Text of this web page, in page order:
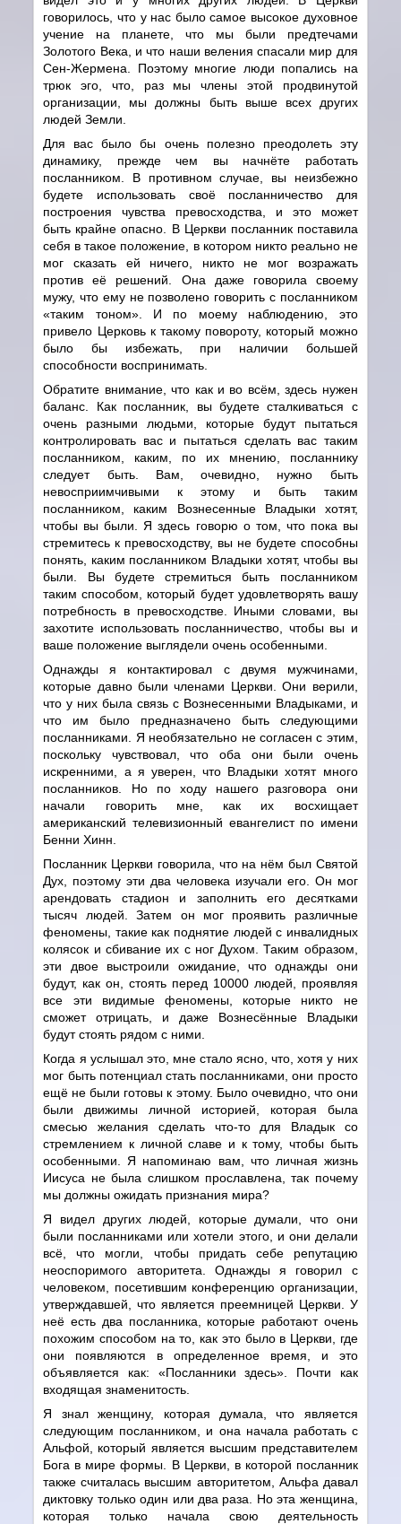
говорилось, что у нас было самое высокое духовное
учение на планете, что мы были предтечами
Золотого Века, и что наши веления спасали мир для
Сен-Жермена. Поэтому многие люди попались на
трюк эго, что, раз мы члены этой продвинутой
организации, мы должны быть выше всех других
людей Земли.
Для вас было бы очень полезно преодолеть эту
динамику, прежде чем вы начнёте работать
посланником. В противном случае, вы неизбежно
будете использовать своё посланничество для
построения чувства превосходства, и это может
быть крайне опасно. В Церкви посланник поставила
себя в такое положение, в котором никто реально не
мог сказать ей ничего, никто не мог возражать
против её решений. Она даже говорила своему
мужу, что ему не позволено говорить с посланником
«таким тоном». И по моему наблюдению, это
привело Церковь к такому повороту, который можно
было бы избежать, при наличии большей
способности воспринимать.
Обратите внимание, что как и во всём, здесь нужен
баланс. Как посланник, вы будете сталкиваться с
очень разными людьми, которые будут пытаться
контролировать вас и пытаться сделать вас таким
посланником, каким, по их мнению, посланнику
следует быть. Вам, очевидно, нужно быть
невосприимчивыми к этому и быть таким
посланником, каким Вознесенные Владыки хотят,
чтобы вы были. Я здесь говорю о том, что пока вы
стремитесь к превосходству, вы не будете способны
понять, каким посланником Владыки хотят, чтобы вы
были. Вы будете стремиться быть посланником
таким способом, который будет удовлетворять вашу
потребность в превосходстве. Иными словами, вы
захотите использовать посланничество, чтобы вы и
ваше положение выглядели очень особенными.
Однажды я контактировал с двумя мужчинами,
которые давно были членами Церкви. Они верили,
что у них была связь с Вознесенными Владыками, и
что им было предназначено быть следующими
посланниками. Я необязательно не согласен с этим,
поскольку чувствовал, что оба они были очень
искренними, а я уверен, что Владыки хотят много
посланников. Но по ходу нашего разговора они
начали говорить мне, как их восхищает
американский телевизионный евангелист по имени
Бенни Хинн.
Посланник Церкви говорила, что на нём был Святой
Дух, поэтому эти два человека изучали его. Он мог
арендовать стадион и заполнить его десятками
тысяч людей. Затем он мог проявить различные
феномены, такие как поднятие людей с инвалидных
колясок и сбивание их с ног Духом. Таким образом,
эти двое выстроили ожидание, что однажды они
будут, как он, стоять перед 10000 людей, проявляя
все эти видимые феномены, которые никто не
сможет отрицать, и даже Вознесённые Владыки
будут стоять рядом с ними.
Когда я услышал это, мне стало ясно, что, хотя у них
мог быть потенциал стать посланниками, они просто
ещё не были готовы к этому. Было очевидно, что они
были движимы личной историей, которая была
смесью желания сделать что-то для Владык со
стремлением к личной славе и к тому, чтобы быть
особенными. Я напоминаю вам, что личная жизнь
Иисуса не была слишком прославлена, так почему
мы должны ожидать признания мира?
Я видел других людей, которые думали, что они
были посланниками или хотели этого, и они делали
всё, что могли, чтобы придать себе репутацию
неоспоримого авторитета. Однажды я говорил с
человеком, посетившим конференцию организации,
утверждавшей, что является преемницей Церкви. У
неё есть два посланника, которые работают очень
похожим способом на то, как это было в Церкви, где
они появляются в определенное время, и это
объявляется как: «Посланники здесь». Почти как
входящая знаменитость.
Я знал женщину, которая думала, что является
следующим посланником, и она начала работать с
Альфой, который является высшим представителем
Бога в мире формы. В Церкви, в которой посланник
также считалась высшим авторитетом, Альфа давал
диктовку только один или два раза. Но эта женщина,
которая только начала свою деятельность